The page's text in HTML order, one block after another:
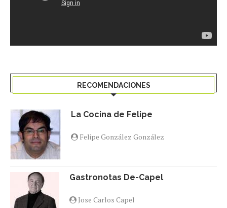
RECOMENDACIONES
La Cocina de Felipe
Felipe González González
Gastronotas De-Capel
Jose Carlos Capel